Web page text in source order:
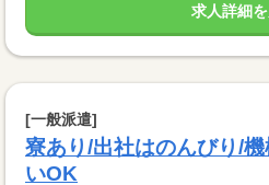
求人詳細
[一般派遣]
寮あり/出社はのんびり/
いOK